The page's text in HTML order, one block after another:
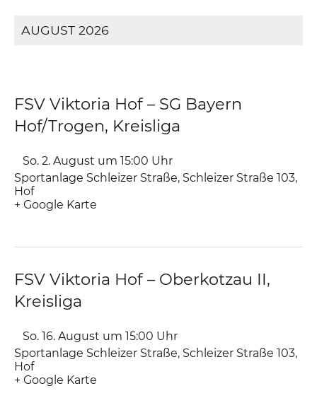
AUGUST 2026
FSV Viktoria Hof – SG Bayern
Hof/Trogen, Kreisliga
So. 2. August um 15:00 Uhr
Sportanlage Schleizer Straße, Schleizer Straße 103
Hof
+ Google Karte
FSV Viktoria Hof – Oberkotzau II,
Kreisliga
So. 16. August um 15:00 Uhr
Sportanlage Schleizer Straße, Schleizer Straße 103
Hof
+ Google Karte